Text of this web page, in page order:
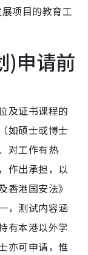
项目的教育工
)申请前
及证书课程的
如硕士或博士
对工作有热
作出承担，以
香港国安法》
，测试内容涵
有本港以外学
亦可申请，惟